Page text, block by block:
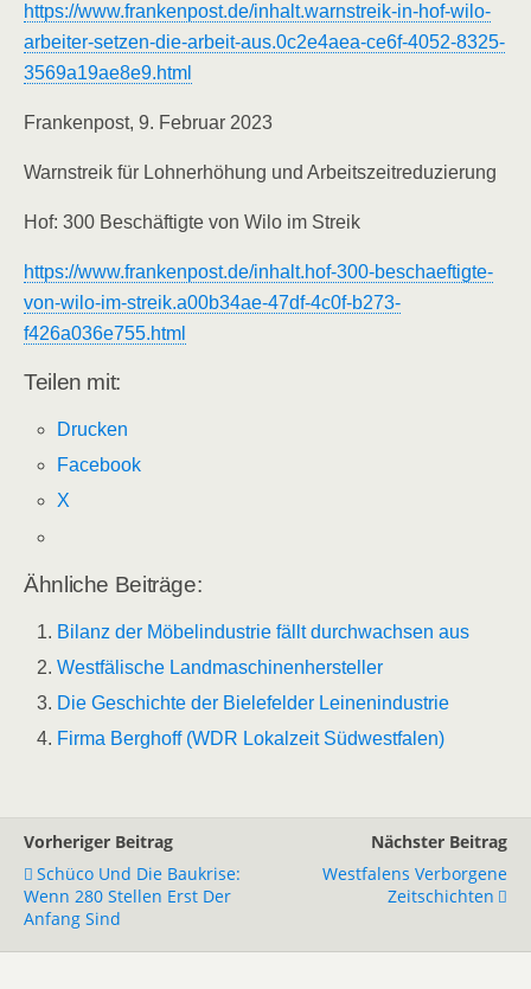
https://www.frankenpost.de/inhalt.warnstreik-in-hof-wilo-
arbeiter-setzen-die-arbeit-aus.0c2e4aea-ce6f-4052-8325-
3569a19ae8e9.html
Frankenpost, 9. Februar 2023
Warnstreik für Lohnerhöhung und Arbeitszeitreduzierung
Hof: 300 Beschäftigte von Wilo im Streik
https://www.frankenpost.de/inhalt.hof-300-beschaeftigte-
von-wilo-im-streik.a00b34ae-47df-4c0f-b273-
f426a036e755.html
Teilen mit:
Drucken
Facebook
X
Ähnliche Beiträge:
Bilanz der Möbelindustrie fällt durchwachsen aus
Westfälische Landmaschinenhersteller
Die Geschichte der Bielefelder Leinenindustrie
Firma Berghoff (WDR Lokalzeit Südwestfalen)
Vorheriger Beitrag
Schüco Und Die Baukrise:
Wenn 280 Stellen Erst Der
Anfang Sind
Nächster Beitrag
Westfalens Verborgene
Zeitschichten